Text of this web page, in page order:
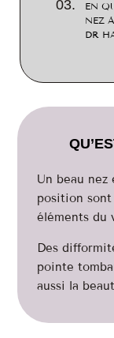
EN
NEZ
DR
Un beau
position
éléments du
Des
pointe
aussi la